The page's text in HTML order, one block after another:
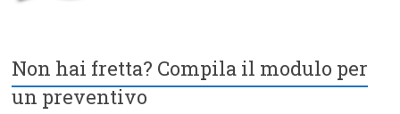
Non hai fretta? Compila il modulo per
un preventivo